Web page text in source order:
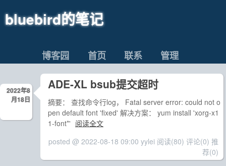
bluebird的笔记
博客园 首页 联系 管理
2022年8
月18日
ADE-XL bsub提交超时
摘要： 查找命令行log， Fatal server error: could not o
pen default font 'fixed' 解决方案： yum install 'xorg-x1
1-font*' 阅读全文
posted @ 2022-08-18 09:00 yylei 阅读(80) 评论(0) 推
荐(0)